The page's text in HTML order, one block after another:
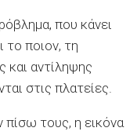
που κάνει
το ποιον, τη
και αντίληψης
στις πλατείες.
πίσω τους, η εικόνα